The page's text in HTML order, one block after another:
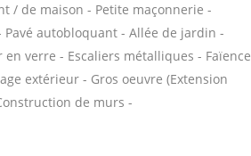
/ de maison - Petite maçonnerie -
autobloquant - Allée de jardin -
verre - Escaliers métalliques - Faïence
extérieur - Gros oeuvre (Extension
de murs -